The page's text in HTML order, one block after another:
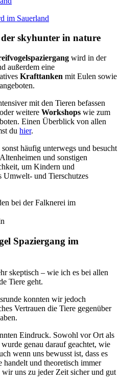
skyhunter in nature
wird in der
außerdem eine
Krafttanken mit Eulen sowie
mit den Tieren befassen
weitere Workshops wie zum
Einen Überblick von allen
du hier.
häufig unterwegs und besucht
und sonstigen
um Kindern und
Umwelt- und Tierschutzes
Spaziergang im
skeptisch – wie ich es bei allen
Tiere geht.
konnten wir jedoch
Vertrauen die Tiere gegenüber
Eindruck. Sowohl vor Ort als
genau darauf geachtet, wie
wenn uns bewusst ist, dass es
handelt und theoretisch immer
uns zu jeder Zeit sicher und gut